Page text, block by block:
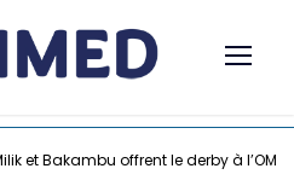
et Bakambu offrent le derby à l’OM